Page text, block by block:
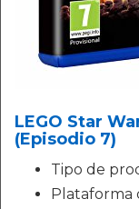
LEGO Star
(Episodio 7)
Tipo de
Plataforma